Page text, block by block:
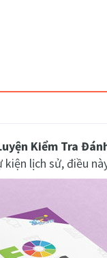
Kiểm Tra
kiện lịch sử, điều